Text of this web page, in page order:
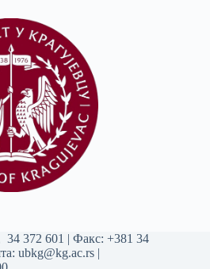
34 372 601 | Факс: +381 34
ubkg@kg.ac.rs |